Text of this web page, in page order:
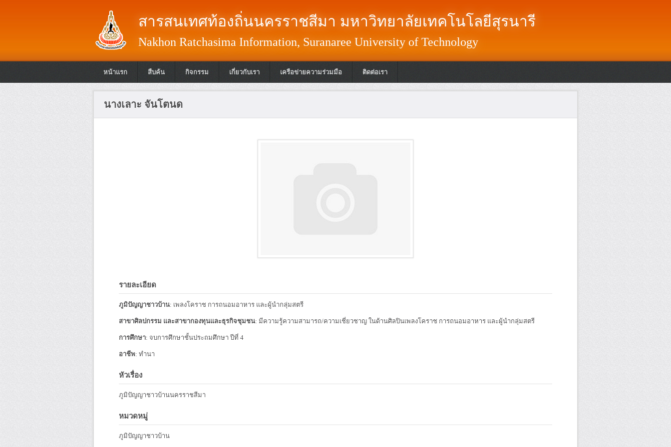
สารสนเทศท้องถิ่นนครราชสีมา มหาวิทยาลัยเทคโนโลยีสุรนารี
Nakhon Ratchasima Information, Suranaree University of Technology
หน้าแรก สืบค้น กิจกรรม เกี่ยวกับเรา เครือข่ายความร่วมมือ ติดต่อเรา
นางเลาะ จันโตนด
รายละเอียด
ภูมิปัญญาชาวบ้าน: เพลงโคราช การถนอมอาหาร และผู้นำกลุ่มสตรี
สาขาศิลปกรรม และสาขากองทุนและธุรกิจชุมชน: มีความรู้ความสามารถ/ความเชี่ยวชาญ ในด้านศิลปินเพลงโคราช การถนอมอาหาร และผู้นำกลุ่มสตรี
การศึกษา: จบการศึกษาชั้นประถมศึกษา ปีที่ 4
อาชีพ: ทำนา
หัวเรื่อง
ภูมิปัญญาชาวบ้านนครราชสีมา
หมวดหมู่
ภูมิปัญญาชาวบ้าน